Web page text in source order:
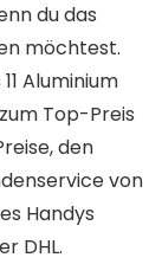
du das
möchtest.
Aluminium
Top-Preis
den
von
Handys
DHL.